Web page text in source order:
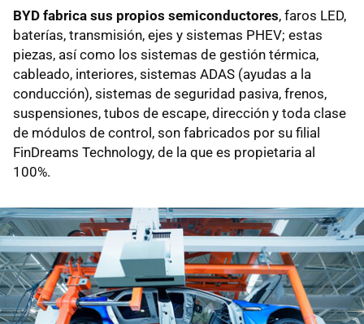
BYD fabrica sus propios semiconductores, faros LED,
baterías, transmisión, ejes y sistemas PHEV; estas
piezas, así como los sistemas de gestión térmica,
cableado, interiores, sistemas ADAS (ayudas a la
conducción), sistemas de seguridad pasiva, frenos,
suspensiones, tubos de escape, dirección y toda clase
de módulos de control, son fabricados por su filial
FinDreams Technology, de la que es propietaria al
100%.